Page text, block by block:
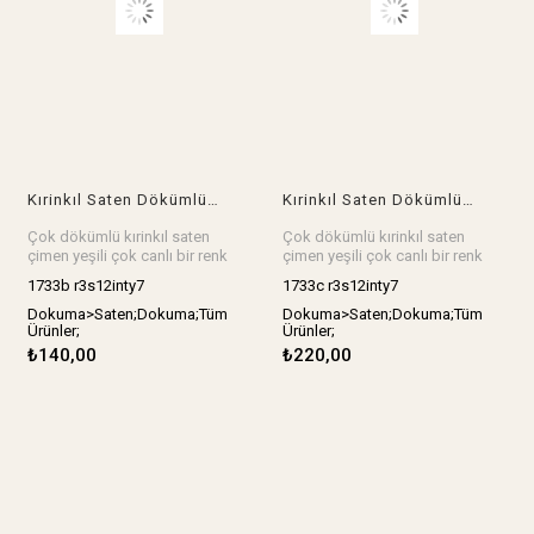
Kırinkıl Saten Dökümlü Çimen Yeşili Renkte (En 130 cm x Boy 170 cm)
Çok dökümlü kırinkıl saten
çimen yeşili çok canlı bir renk
Ebat: En 130 cm x Boy 170 cm
Stok birimi adet.
1733b r3s12inty7
Dokuma>Saten;Dokuma;Tüm
Ürünler;
₺140,00
Kırinkıl Saten Dökümlü Çimen Yeşili Renkte (En 130 cm x Boy 300 cm)
Çok dökümlü kırinkıl saten
çimen yeşili çok canlı bir renk
Stok birimi adet.
1733c r3s12inty7
Dokuma>Saten;Dokuma;Tüm
Ürünler;
₺220,00